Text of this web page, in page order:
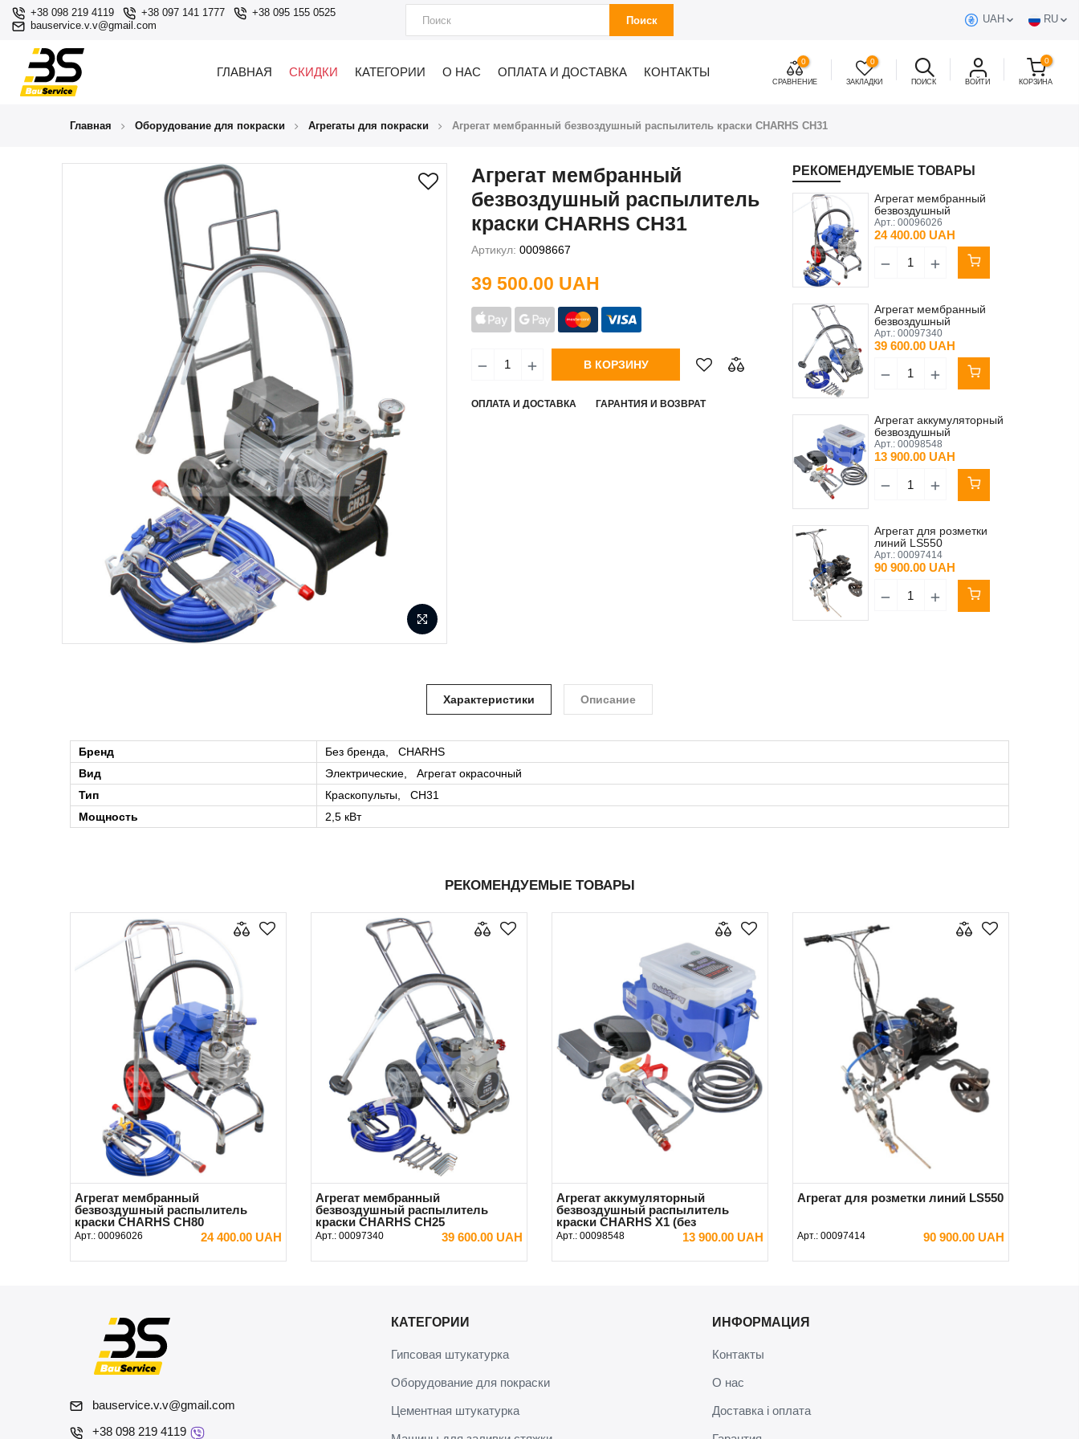
+38 098 219 4119 +38 097 141 1777
+38 095 155 0525
bauservice.v.v@gmail.com
Поиск UAH RU
ГЛАВНАЯ СКИДКИ КАТЕГОРИИ О НАС ОПЛАТА И ДОСТАВКА КОНТАКТЫ
0
СРАВНЕНИЕ
0
ЗАКЛАДКИ ПОИСК ВОЙТИ
0
КОРЗИНА
Главная Оборудование для покраски Агрегаты для покраски Агрегат мембранный безвоздушный распылитель краски CHARHS CH31
Агрегат мембранный
безвоздушный распылитель
краски CHARHS CH31
Артикул: 00098667
39 500.00 UAH
В КОРЗИНУ
ОПЛАТА И ДОСТАВКА ГАРАНТИЯ И ВОЗВРАТ
РЕКОМЕНДУЕМЫЕ ТОВАРЫ
Агрегат мембранный
безвоздушный
распылитель краски
CHARHS CH80
Арт.: 00096026
24 400.00 UAH
Агрегат мембранный
безвоздушный
распылитель краски
CHARHS CH25
Арт.: 00097340
39 600.00 UAH
Агрегат аккумуляторный
безвоздушный
распылитель краски
CHARHS X1 (без
Арт.: 00098548
13 900.00 UAH
Агрегат для розметки
линий LS550
Арт.: 00097414
90 900.00 UAH
Характеристики Описание
Бренд
Без бренда, CHARHS
Вид
Электрические, Агрегат окрасочный
Тип
Краскопульты, CH31
Мощность
2,5 кВт
РЕКОМЕНДУЕМЫЕ ТОВАРЫ
Агрегат мембранный
безвоздушный распылитель
краски CHARHS CH80
Арт.: 00096026 24 400.00 UAH
В КОРЗИНУ
Агрегат мембранный
безвоздушный распылитель
краски CHARHS CH25
Арт.: 00097340 39 600.00 UAH
В КОРЗИНУ
Агрегат аккумуляторный
безвоздушный распылитель
краски CHARHS X1 (без
аккумулятора)
Арт.: 00098548 13 900.00 UAH
В КОРЗИНУ
Агрегат для розметки линий LS550
Арт.: 00097414 90 900.00 UAH
В КОРЗИНУ
bauservice.v.v@gmail.com
+38 098 219 4119
КАТЕГОРИИ
Гипсовая штукатурка
Оборудование для покраски
Цементная штукатурка
ИНФОРМАЦИЯ
Контакты
О нас
Доставка і оплата